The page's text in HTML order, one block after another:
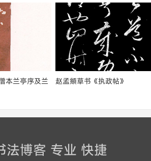
本兰亭序及兰
赵孟頫草书《执政帖》
法博客 专业 快捷